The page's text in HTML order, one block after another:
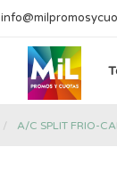
A/C SPLIT FRIO-